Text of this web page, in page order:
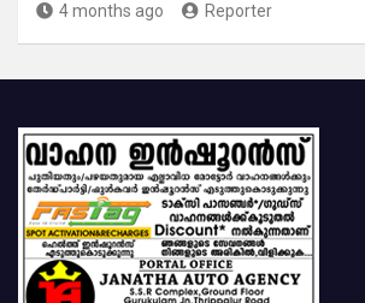
4 months ago Reporter